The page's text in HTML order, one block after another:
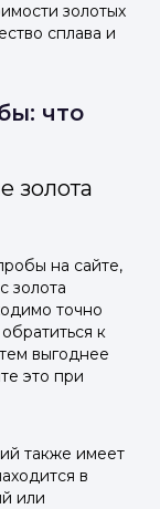
золотых
сплава и
что
золота
на сайте,
золота
точно
к
выгоднее
это при
также имеет
в
или